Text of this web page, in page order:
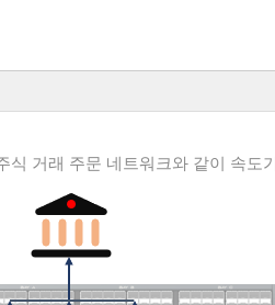
식 거래 주문 네트워크와 같이 속도